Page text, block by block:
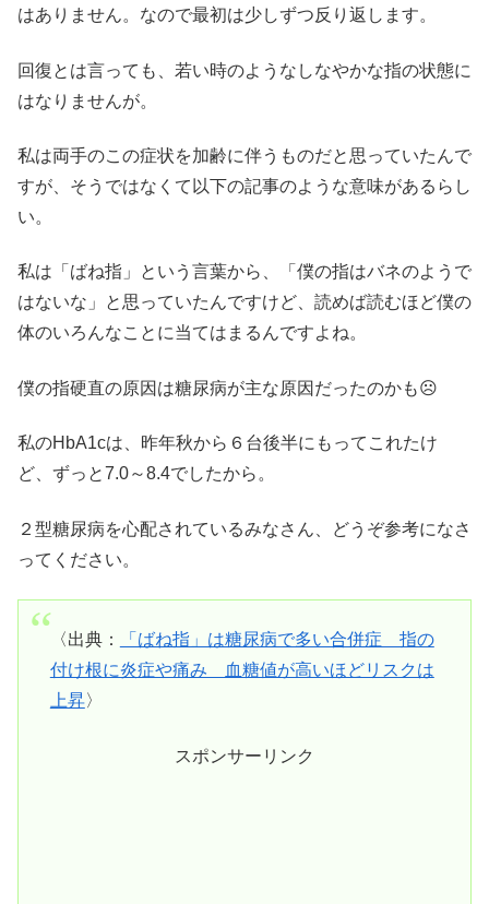
はありません。なので最初は少しずつ反り返します。
回復とは言っても、若い時のようなしなやかな指の状態に
はなりませんが。
私は両手のこの症状を加齢に伴うものだと思っていたんで
すが、そうではなくて以下の記事のような意味があるらし
い。
私は「ばね指」という言葉から、「僕の指はバネのようで
はないな」と思っていたんですけど、読めば読むほど僕の
体のいろんなことに当てはまるんですよね。
僕の指硬直の原因は糖尿病が主な原因だったのかも☹️
私のHbA1cは、 昨年秋から６台後半にもってこれたけ
ど、ずっと7.0～8.4でしたから。
２型糖尿病を心配されているみなさん、どうぞ参考になさ
ってください。
〈出典：
「ばね指」は糖尿病で多い合併症 指の
付け根に炎症や痛み 血糖値が高いほどリスクは
上昇〉
スポンサーリンク